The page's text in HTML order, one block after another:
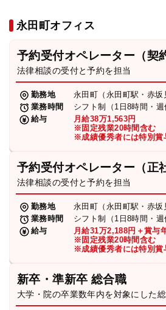
永田町オフィス
予約受付オペレーター（契
法律相談の受付と予約を担当
勤務地
永田町（永田町駅・赤坂
業務時間
シフト制（1日8時間・週
給与
月給38万1,563円
※固定残業20時間含む
※成績優秀者には特別賞
予約受付オペレーター（正
法律相談の受付と予約を担当
勤務地
永田町（永田町駅・赤坂
業務時間
シフト制（1日8時間・週
給与
月給31万2,188円＋賞与
※固定残業20時間含む
※成績優秀者には特別賞
新卒・準新卒 総合職
大学・院の卒業数年内を対象にした